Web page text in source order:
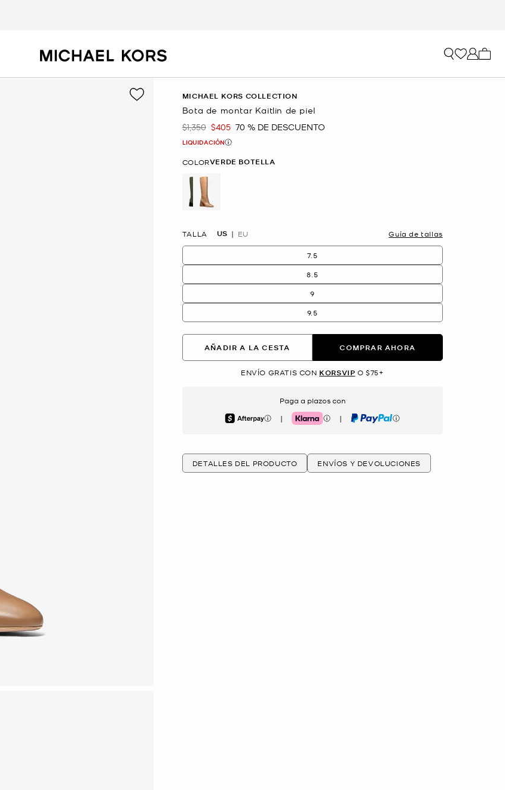
MICHAEL KORS COLLECTION
Bota de montar Kaitlin de piel
Era
$1,350 Ahora
$405 70 % DE DESCUENTO
LIQUIDACIÓN
COLORVERDE BOTELLA
TALLA US EU Guía de tallas
7.5
8.5
9
9.5
AÑADIR A LA CESTA COMPRAR AHORA
ENVÍO GRATIS CON KORSVIP O $75+
Paga a plazos con
Afterpay | Klarna | PayPal
DETALLES DEL PRODUCTO ENVÍOS Y DEVOLUCIONES